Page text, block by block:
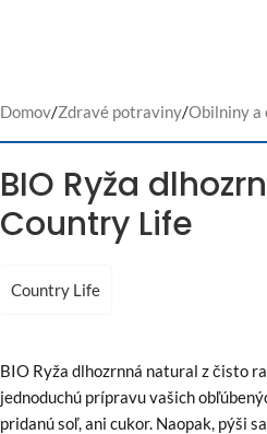
Domov/Zdravé potraviny/Obilniny a
BIO Ryža
Country Life
Country Life
BIO Ryža dlhozrnná natural z čisto
jednoduchú prípravu vašich
pridanú soľ, ani cukor. Naopak, pýši